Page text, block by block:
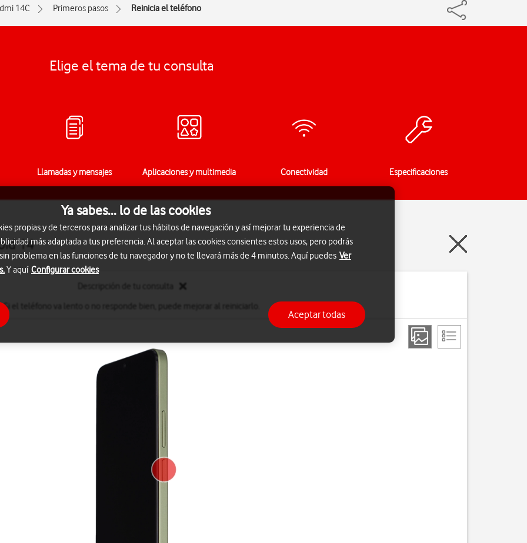
14C Primeros pasos Reinicia el teléfono
Elige el tema de tu consulta
Llamadas y mensajes Aplicaciones y multimedia Conectividad Especificaciones
14
Si el teléfono va lento o no responde bien, puede mejorar al reiniciarlo.
Ya sabes... lo de las cookies
propias y de terceros para analizar tus hábitos de navegación y así mejorar tu experiencia de
más adaptada a tus preferencia. Al aceptar las cookies consientes estos usos, pero podrás
problema en las funciones de tu navegador y no te llevará más de 4 minutos. Aquí puedes Ver
Y aquí Configurar cookies
Aceptar todas